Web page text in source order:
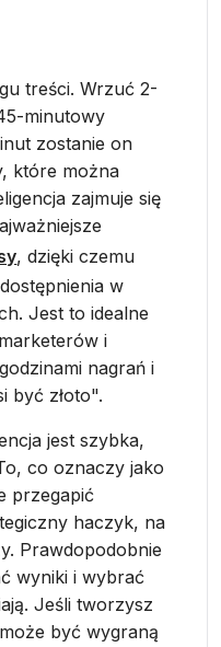
treści. Wrzuć 2-
minutowy
zostanie on
które można
zajmuje się
, dzięki czemu
w
Jest to idealne
i
nagrań i
być złoto".
jest szybka,
co oznaczy jako
przegapić
haczyk, na
Prawdopodobnie
wyniki i wybrać
Jeśli tworzysz
być wygraną